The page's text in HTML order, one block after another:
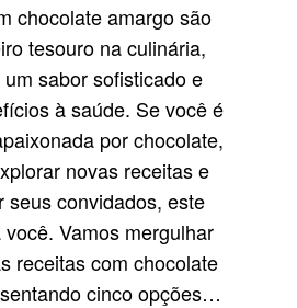
chocolate amargo são
tesouro na culinária,
sabor sofisticado e
à saúde. Se você é
por chocolate,
novas receitas e
seus convidados, este
Vamos mergulhar
receitas com chocolate
cinco opções…